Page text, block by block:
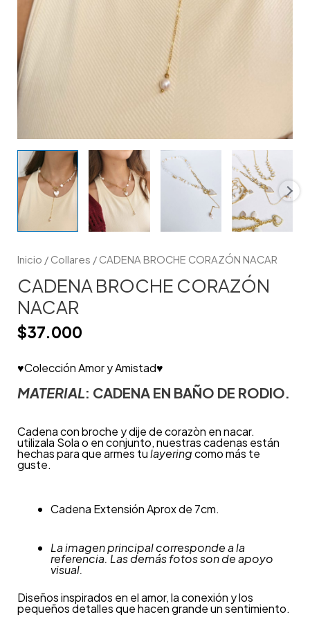
Inicio / Collares / CADENA BROCHE CORAZÓN NACAR
CADENA BROCHE CORAZÓN
NACAR
$37.000
♥Colección Amor y Amistad♥
MATERIAL: CADENA EN BAÑO DE RODIO.
Cadena con broche y dije de corazòn en nacar.
utilizala Sola o en conjunto, nuestras cadenas están
hechas para que armes tulayeringcomo más te
guste.
Cadena Extensión Aprox de 7cm.
La imagen principal corresponde a la
referencia. Las demás fotos son de apoyo
visual.
Diseños inspirados en el amor, la conexión y los
pequeños detalles que hacen grande un sentimiento.